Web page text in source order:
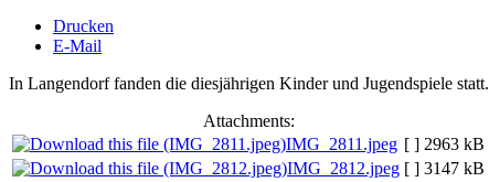
Drucken
E-Mail
In Langendorf fanden die diesjährigen Kinder und Jugendspiele statt.
Attachments:
IMG_2811.jpeg [ ] 2963 kB
IMG_2812.jpeg [ ] 3147 kB